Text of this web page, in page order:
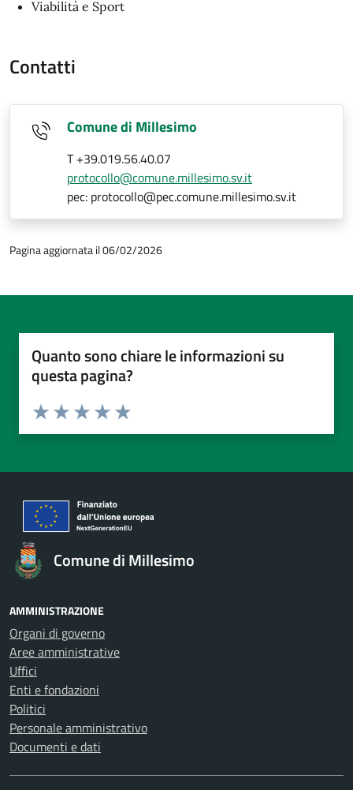
Viabilità e Sport
Contatti
Comune di Millesimo
T +39.019.56.40.07
protocollo@comune.millesimo.sv.it
pec: protocollo@pec.comune.millesimo.sv.it
Pagina aggiornata il 06/02/2026
Quanto sono chiare le informazioni su
questa pagina?
Valuta da 1 a 5 stelle la pagina
Valuta 5 stelle su 5
Valuta 4 stelle su 5
Valuta 3 stelle su 5
Valuta 2 stelle su 5
Valuta 1 stelle su 5
Comune di Millesimo
AMMINISTRAZIONE
Organi di governo
Aree amministrative
Uffici
Enti e fondazioni
Politici
Personale amministrativo
Documenti e dati